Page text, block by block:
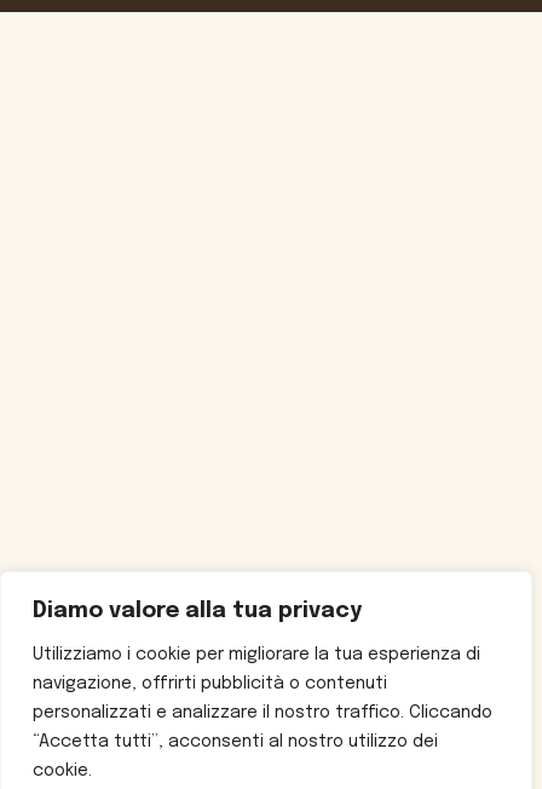
Diamo valore alla tua privacy
Utilizziamo i cookie per migliorare la tua esperienza di
navigazione, offrirti pubblicità o contenuti
personalizzati e analizzare il nostro traffico. Cliccando
“Accetta tutti”, acconsenti al nostro utilizzo dei
cookie.